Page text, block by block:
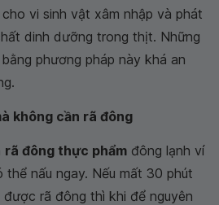
vi sinh vật xâm nhập và phát
dinh dưỡng trong thịt. Những
phương pháp này khá an
không cần rã đông
rã đông thực phẩm đông lạnh ví
nấu ngay. Nếu mất 30 phút
rã đông thì khi để nguyên